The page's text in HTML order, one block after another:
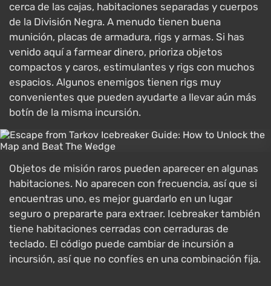
cerca de las cajas, habitaciones separadas y cuerpos
de la División Negra. A menudo tienen buena
munición, placas de armadura, rigs y armas. Si has
venido aquí a farmear dinero, prioriza objetos
compactos y caros, estimulantes y rigs con muchos
espacios. Algunos enemigos tienen rigs muy
convenientes que pueden ayudarte a llevar aún más
botín de la misma incursión.
Objetos de misión raros pueden aparecer en algunas
habitaciones. No aparecen con frecuencia, así que si
encuentras uno, es mejor guardarlo en un lugar
seguro o prepararte para extraer. Icebreaker también
tiene habitaciones cerradas con cerraduras de
teclado. El código puede cambiar de incursión a
incursión, así que no confíes en una combinación fija.